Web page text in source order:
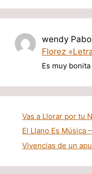
wendy
Florez
Es muy
Vas a Llorar por tu
El Llano Es Música
Vivencias de un